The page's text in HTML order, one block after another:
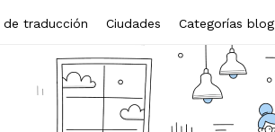
de traducción Ciudades Categorías blog